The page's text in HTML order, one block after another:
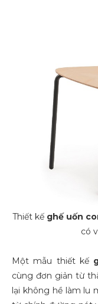
Thiết kế ghế uốn
có
Một mẫu thiết kế
cùng đơn giản từ
lại không hề làm lu